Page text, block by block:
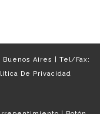
Buenos Aires | Tel/Fax:
De Privacidad